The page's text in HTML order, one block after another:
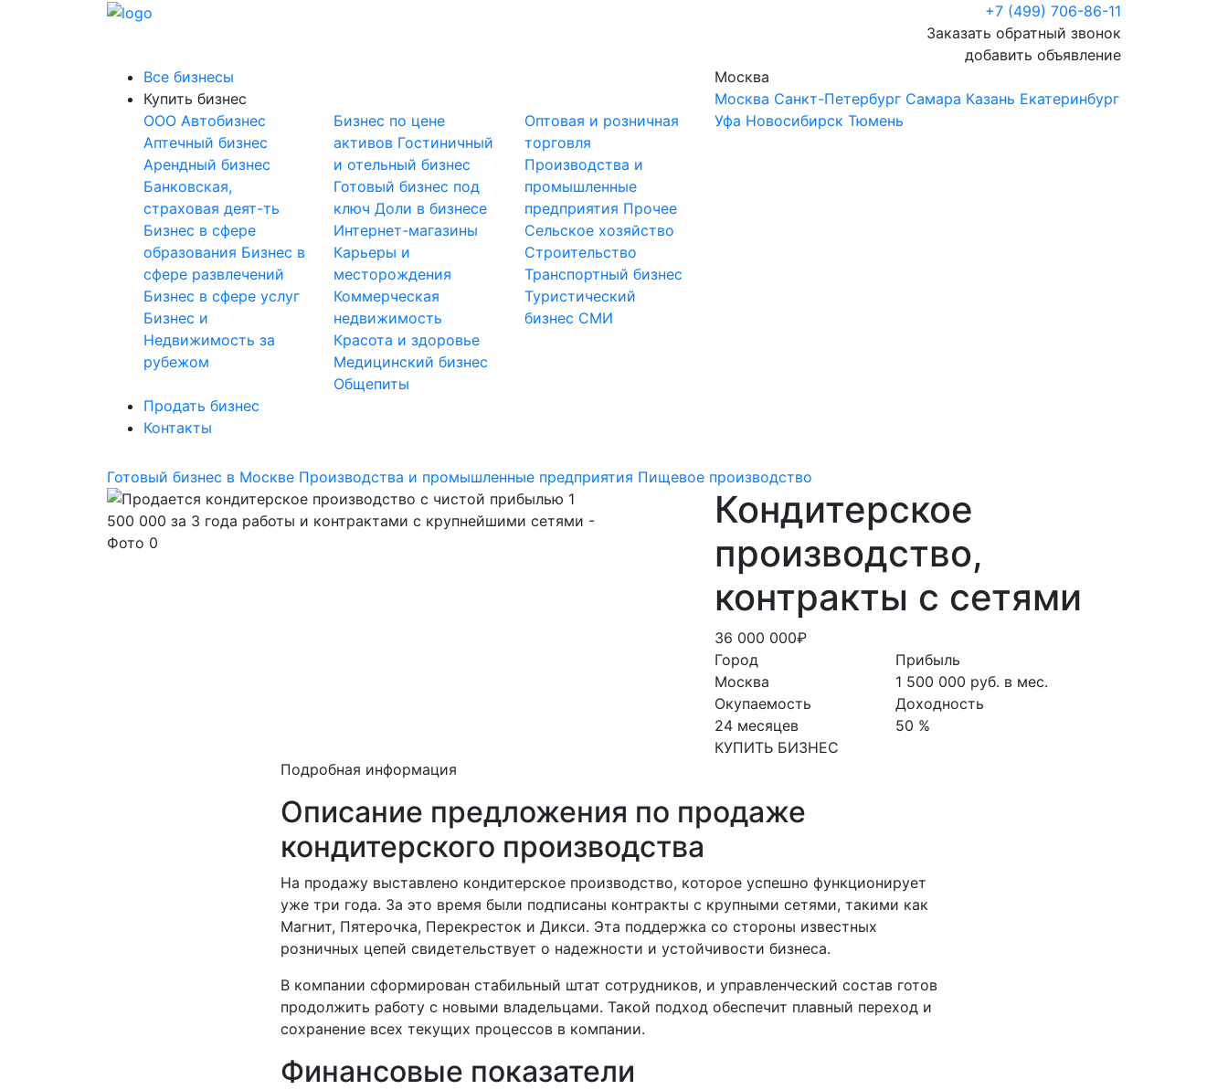
+7 (499) 706-86-11
Заказать обратный звонок
добавить объявление
Все бизнесы
Купить бизнес
OOO Автобизнес
Аптечный бизнес
Арендный бизнес
Банковская,
страховая деят-ть
Бизнес в сфере
образования Бизнес в
сфере развлечений
Бизнес в сфере услуг
Бизнес и
Недвижимость за
рубежом
Бизнес по цене
активов Гостиничный
и отельный бизнес
Готовый бизнес под
ключДоли в бизнесе
Интернет-магазины
Карьеры и
месторождения
Коммерческая
недвижимость
Красота и здоровье
Медицинский бизнес
Общепиты
Оптовая и розничная
торговля
Производства и
промышленные
предприятия Прочее
Сельское хозяйство
Строительство
Транспортный бизнес
Туристический
бизнес СМИ
Продать бизнес
Контакты
Москва
Москва Санкт-Петербург Самара Казань Екатеринбург
Уфа Новосибирск Тюмень
Готовый бизнес в Москве Производства и промышленные предприятия Пищевое производство
Кондитерское
производство,
контракты с сетями
36 000 000₽
Город
Москва
Окупаемость
24 месяцев
КУПИТЬ БИЗНЕС
Прибыль
1 500 000 руб. в мес.
Доходность
50 %
Подробная информация
Описание предложения по продаже
кондитерского производства
На продажу выставлено кондитерское производство, которое успешно функционирует
уже три года. За это время были подписаны контракты с крупными сетями, такими как
Магнит, Пятерочка, Перекресток и Дикси. Эта поддержка со стороны известных
розничных цепей свидетельствует о надежности и устойчивости бизнеса.
В компании сформирован стабильный штат сотрудников, и управленческий состав готов
продолжить работу с новыми владельцами. Такой подход обеспечит плавный переход и
сохранение всех текущих процессов в компании.
Финансовые показатели